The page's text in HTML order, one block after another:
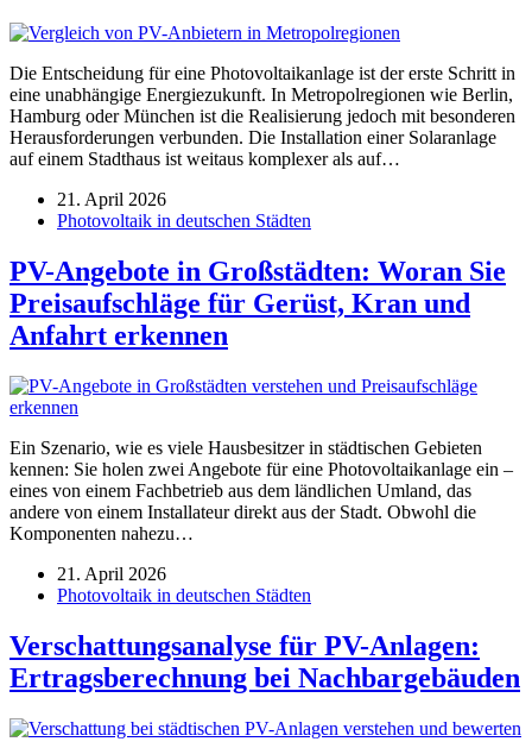
Die Entscheidung für eine Photovoltaikanlage ist der erste Schritt in
eine unabhängige Energiezukunft. In Metropolregionen wie Berlin,
Hamburg oder München ist die Realisierung jedoch mit besonderen
Herausforderungen verbunden. Die Installation einer Solaranlage
auf einem Stadthaus ist weitaus komplexer als auf…
21. April 2026
Photovoltaik in deutschen Städten
PV-Angebote in Großstädten: Woran Sie
Preisaufschläge für Gerüst, Kran und
Anfahrt erkennen
Ein Szenario, wie es viele Hausbesitzer in städtischen Gebieten
kennen: Sie holen zwei Angebote für eine Photovoltaikanlage ein –
eines von einem Fachbetrieb aus dem ländlichen Umland, das
andere von einem Installateur direkt aus der Stadt. Obwohl die
Komponenten nahezu…
21. April 2026
Photovoltaik in deutschen Städten
Verschattungsanalyse für PV-Anlagen:
Ertragsberechnung bei Nachbargebäuden